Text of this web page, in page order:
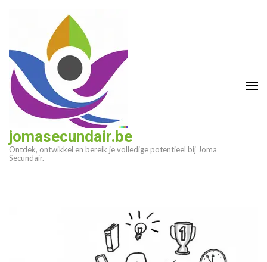
(druk
enter)
jomasecundair.be
Ontdek, ontwikkel en bereik je volledige potentieel bij Joma
Secundair.